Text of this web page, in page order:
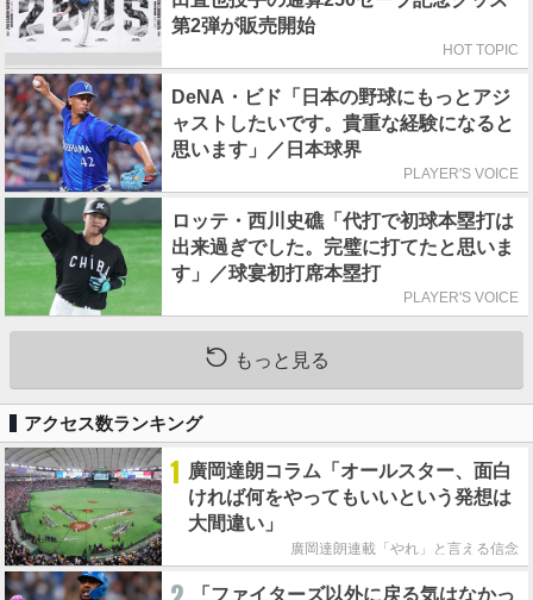
第2弾が販売開始
HOT TOPIC
DeNA・ビド「日本の野球にもっとアジ
ャストしたいです。貴重な経験になると
思います」／日本球界
PLAYER'S VOICE
ロッテ・西川史礁「代打で初球本塁打は
出来過ぎでした。完璧に打てたと思いま
す」／球宴初打席本塁打
PLAYER'S VOICE
もっと見る
アクセス数ランキング
1 廣岡達朗コラム「オールスター、面白
ければ何をやってもいいという発想は
大間違い」
廣岡達朗連載「やれ」と言える信念
「ファイターズ以外に戻る気はなかっ